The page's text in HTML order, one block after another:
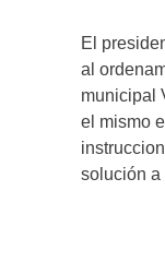
El
al
municipal
el mismo
solución a